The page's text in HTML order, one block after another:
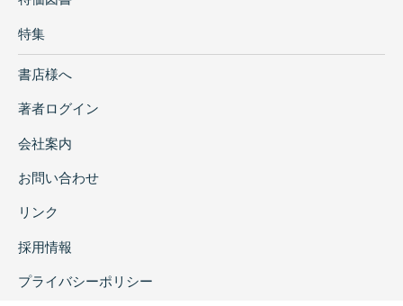
特集
書店様へ
著者ログイン
会社案内
お問い合わせ
リンク
採用情報
プライバシーポリシー